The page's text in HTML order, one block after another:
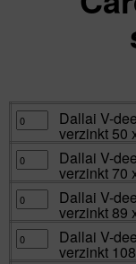
Dallai
V-
deel
slangtule
type
C-
verzinkt
50
x
mm
Aantal
Dallai V-
verzinkt 50
Dallai
V-
deel
slangtule
type
C-
verzinkt
70
x
Dallai V-
verzinkt 70
Dallai
V-
deel
slangtule
type
C-
Dallai V-
verzinkt 89
Dallai
V-
deel
Dallai V-
verzinkt